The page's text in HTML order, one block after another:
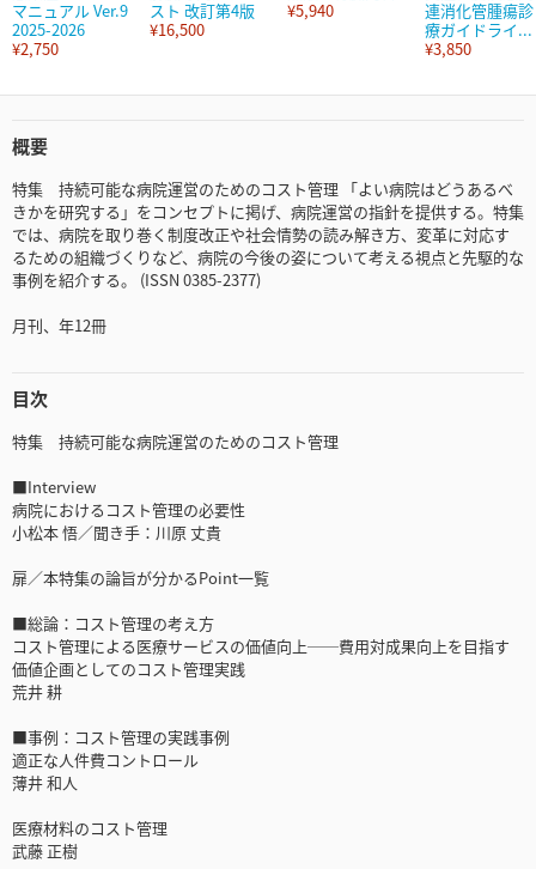
マニュアル Ver.9
2025-2026
¥2,750
スト 改訂第4版
¥16,500
¥5,940
連消化管腫瘍診
療ガイドライ...
¥3,850
概要
特集 持続可能な病院運営のためのコスト管理 「よい病院はどうあるべ
きかを研究する」をコンセプトに掲げ、病院運営の指針を提供する。特集
では、病院を取り巻く制度改正や社会情勢の読み解き方、変革に対応す
るための組織づくりなど、病院の今後の姿について考える視点と先駆的な
事例を紹介する。 (ISSN 0385-2377)
月刊、年12冊
目次
特集 持続可能な病院運営のためのコスト管理
■Interview
病院におけるコスト管理の必要性
小松本 悟／聞き手：川原 丈貴
扉／本特集の論旨が分かるPoint一覧
■総論：コスト管理の考え方
コスト管理による医療サービスの価値向上──費用対成果向上を目指す
価値企画としてのコスト管理実践
荒井 耕
■事例：コスト管理の実践事例
適正な人件費コントロール
薄井 和人
医療材料のコスト管理
武藤 正樹